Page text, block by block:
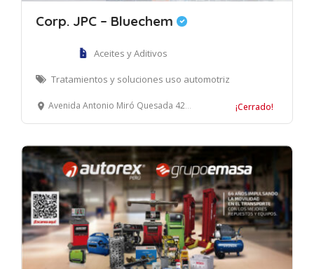
Corp. JPC – Bluechem
Aceites y Aditivos
Tratamientos y soluciones uso automotriz
Avenida Antonio Miró Quesada 425. Edificio Prisma, oficina 208. Magdalena del Mar, Lima ¡Cerrado!